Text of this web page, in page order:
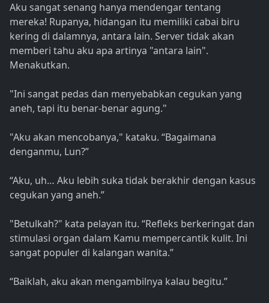
Aku sangat senang hanya mendengar tentang
mereka! Rupanya, hidangan itu memiliki cabai biru
kering di dalamnya, antara lain. Server tidak akan
memberi tahu aku apa artinya "antara lain".
Menakutkan.
"Ini sangat pedas dan menyebabkan cegukan yang
aneh, tapi itu benar-benar agung."
"Aku akan mencobanya," kataku. “Bagaimana
denganmu, Lun?”
“Aku, uh… Aku lebih suka tidak berakhir dengan kasus
cegukan yang aneh.”
"Betulkah?" kata pelayan itu. “Refleks berkeringat dan
stimulasi organ dalam Kamu mempercantik kulit. Ini
sangat populer di kalangan wanita.”
“Baiklah, aku akan mengambilnya kalau begitu.”